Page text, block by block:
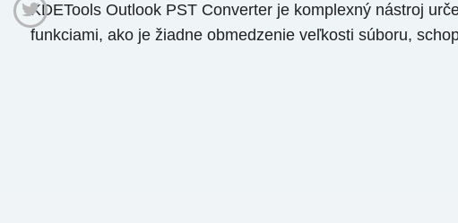
KDETools Outlook PST Converter je komplexný nástroj
funkciami, ako je žiadne obmedzenie veľkosti súboru,